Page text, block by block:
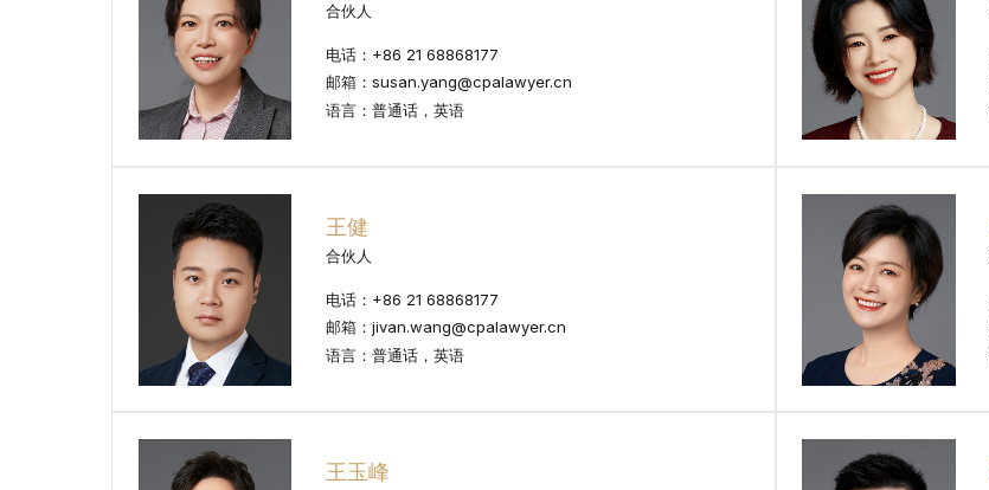
合伙人
电话：+86 21 68868177
邮箱：susan.yang@cpalawyer.cn
语言：普通话，英语
王健
合伙人
电话：+86 21 68868177
邮箱：jivan.wang@cpalawyer.cn
语言：普通话，英语
王玉峰